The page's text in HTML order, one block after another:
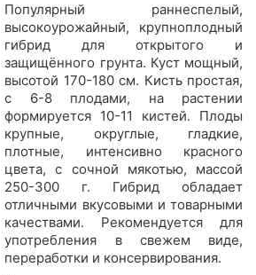
Популярный раннеспелый,
высокоурожайный, крупноплодный
гибрид для открытого и
защищённого грунта. Куст мощный,
высотой 170-180 см. Кисть простая,
с 6-8 плодами, на растении
формируется 10-11 кистей. Плоды
крупные, округлые, гладкие,
плотные, интенсивно красного
цвета, с сочной мякотью, массой
250-300 г. Гибрид обладает
отличными вкусовыми и товарными
качествами. Рекомендуется для
употребления в свежем виде,
переработки и консервирования.